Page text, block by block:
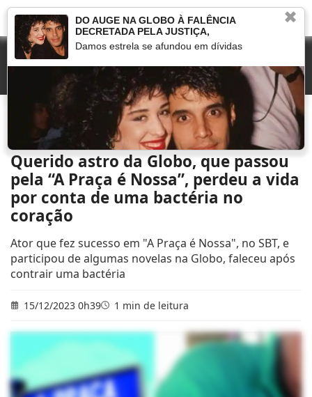
Que fim levou »
Querido astro da Globo, que passou pela “A Praça é Nossa”,
perdeu a vida por conta de uma bactéria no coração
Querido astro da Globo, que passou
pela “A Praça é Nossa”, perdeu a vida
por conta de uma bactéria no
coração
Ator que fez sucesso em "A Praça é Nossa", no SBT, e
participou de algumas novelas na Globo, faleceu após
contrair uma bactéria
15/12/2023 0h39 1 min de leitura
✖
DO AUGE NA GLOBO À FALÊNCIA
DECRETADA PELA JUSTIÇA,
Damos estrela se afundou em dívidas